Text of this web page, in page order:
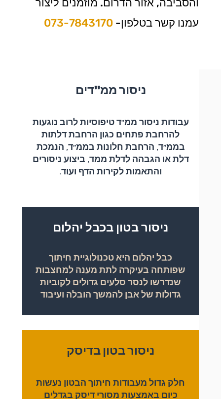
עמנו קשר בטלפון- 073-7843170
ניסור ממ"דים
עבודות ניסור ממ"ד טיפוסיות לרוב נוגעות
להרחבת פתחים כגון הרחבת דלתות
בממ"ד, הרחבת חלונות בממ"ד, הנמכת
דלת או הגבהה לדלת ממד, ביצוע ניסורים
והתאמות לקירות הדף ועוד.
ניסור בטון בכבל יהלום
כבל יהלום היא טכנולוגיית חיתוך
שפותחה בעיקרה לתת מענה למחצבות
שנדרשו לנסר סלעים גדולים לקוביות
גדולות של אבן להמשך הובלה ועיבוד
ניסור בטון בדיסק
חלק גדול מעבודות חיתוך הבטון נעשות
כיום באמצעות מסורי דיסק בגדלים